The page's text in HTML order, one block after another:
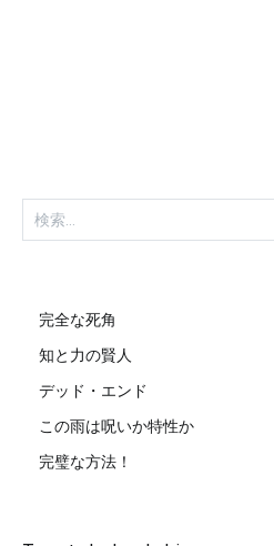
検
索:
完全な死角
知と力の賢人
デッド・エンド
この雨は呪いか特性か
完璧な方法！